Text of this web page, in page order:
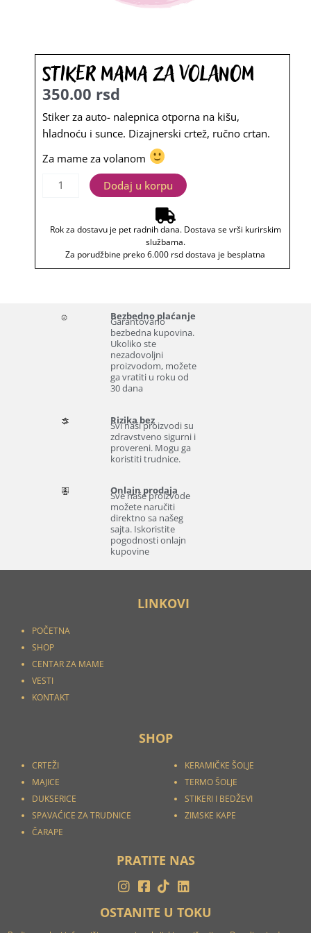
Stiker Mama za volanom
350.00 rsd
Stiker za auto- nalepnica otporna na kišu,
hladnoću i sunce. Dizajnerski crtež, ručno crtan.
Za mame za volanom
Stiker
volanom
Dodaj u korpu
Rok za dostavu je pet radnih dana. Dostava se vrši kurirskim
službama.
Za porudžbine preko 6.000 rsd dostava je besplatna
Bezbedno plaćanje
Garantovano
bezbedna kupovina.
Ukoliko ste
nezadovoljni
proizvodom, možete
ga vratiti u roku od
30 dana
Rizika bez
Svi naši proizvodi su
zdravstveno sigurni i
provereni. Mogu ga
koristiti trudnice.
Onlajn prodaja
Sve naše proizvode
možete naručiti
direktno sa našeg
sajta. Iskoristite
pogodnosti onlajn
kupovine
LINKOVI
POČETNA
SHOP
CENTAR ZA MAME
VESTI
KONTAKT
SHOP
CRTEŽI
MAJICE
DUKSERICE
SPAVAĆICE ZA TRUDNICE
ČARAPE
KERAMIČKE ŠOLJE
TERMO ŠOLJE
STIKERI I BEDŽEVI
ZIMSKE KAPE
PRATITE NAS
OSTANITE U TOKU